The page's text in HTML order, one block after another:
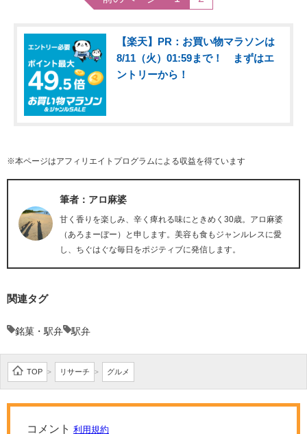
【楽天】PR：お買い物マラソンは
8/11（火）01:59まで！ まずはエ
ントリーから！
※本ページはアフィリエイトプログラムによる収益を得ています
筆者：アロ麻婆
甘く香りを楽しみ、辛く痺れる味にときめく30歳。アロ麻婆
（あろまーぼー）と申します。美容も食もジャンルレスに愛
し、ちぐはぐな毎日をポジティブに発信します。
関連タグ
銘菓・駅弁 駅弁
TOP > リサーチ > グルメ